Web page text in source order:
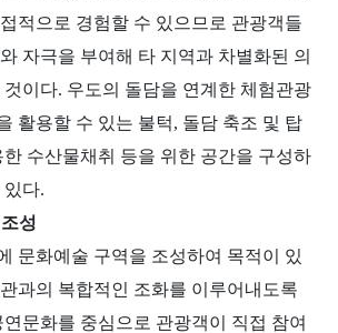
적으로 경험할 수 있으므로 관광객들
자극을 부여해 타 지역과 차별화된 의
이다. 우도의 돌담을 연계한 체험관광
활용할 수 있는 불턱, 돌담 축조 및 탑
수산물채취 등을 위한 공간을 구성하
있다.
성
문화예술 구역을 조성하여 목적이 있
과의 복합적인 조화를 이루어내도록
문화를 중심으로 관광객이 직접 참여